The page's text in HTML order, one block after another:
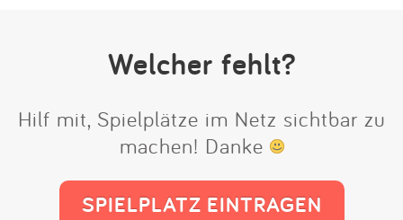
Welcher fehlt?
Hilf mit, Spielplätze im Netz sichtbar zu
machen! Danke
SPIELPLATZ EINTRAGEN